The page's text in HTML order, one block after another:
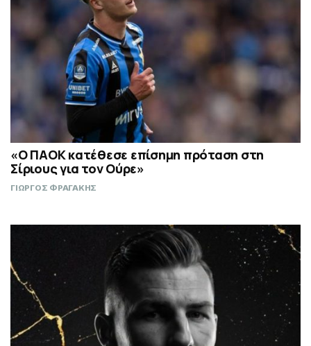
«Ο ΠΑΟΚ κατέθεσε επίσημη πρόταση στη
Σίριους για τον Ούρε»
ΓΙΩΡΓΟΣ ΦΡΑΓΑΚΗΣ